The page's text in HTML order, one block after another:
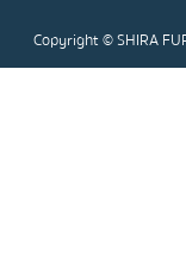
Copyright © SHIRA